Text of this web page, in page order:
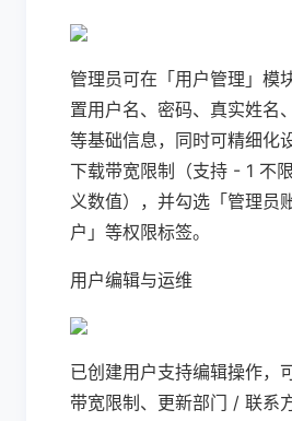
管理员可在「用户管理」模
置用户名、密码、真实姓名
等基础信息，同时可精细化
下载带宽限制（支持 - 1 不
义数值），并勾选「管理员
户」等权限标签。
用户编辑与运维
已创建用户支持编辑操作，
带宽限制、更新部门 / 联系